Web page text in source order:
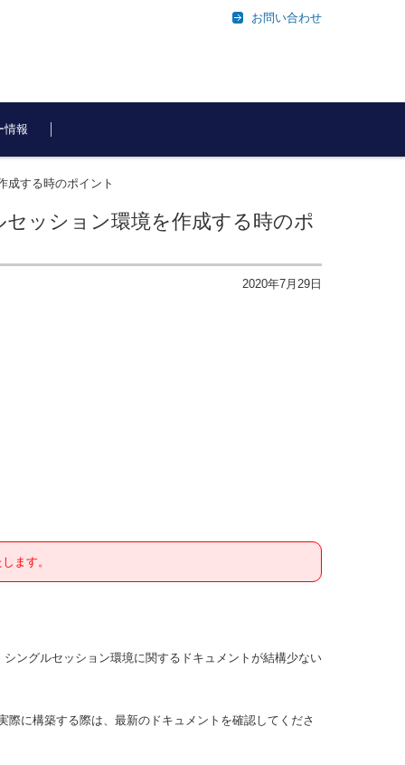
お問い合わせ
情報
成する時のポイント
セッション環境を作成する時のポ
2020年7月29日
ます。
ングルセッション環境に関するドキュメントが結構少ない
に構築する際は、最新のドキュメントを確認してくださ